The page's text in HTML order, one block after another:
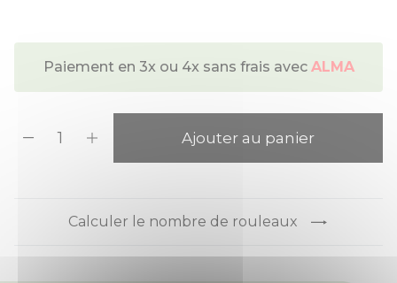
Paiement en 3x ou 4x sans frais avec ALMA
Ajouter au panier
Calculer le nombre de rouleaux